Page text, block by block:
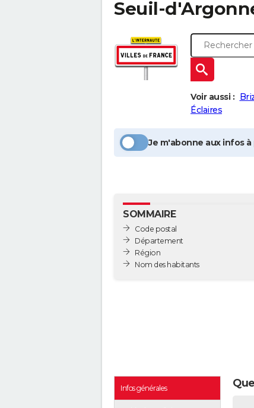
Seuil-
Voir aussi :
Éclaires
Je m'abonne aux infos à
SOMMAIRE
Code postal
Département
Région
Nom des habitants
Infos générales